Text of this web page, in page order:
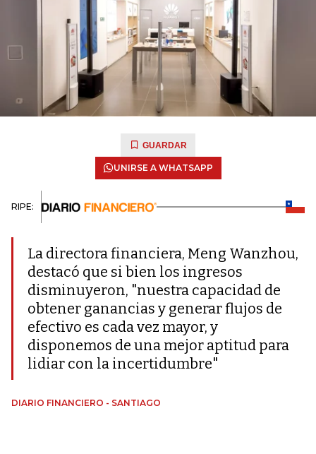
GUARDAR
UNIRSE A WHATSAPP
RIPE:
La directora financiera, Meng Wanzhou,
destacó que si bien los ingresos
disminuyeron, "nuestra capacidad de
obtener ganancias y generar flujos de
efectivo es cada vez mayor, y
disponemos de una mejor aptitud para
lidiar con la incertidumbre"
DIARIO FINANCIERO - SANTIAGO